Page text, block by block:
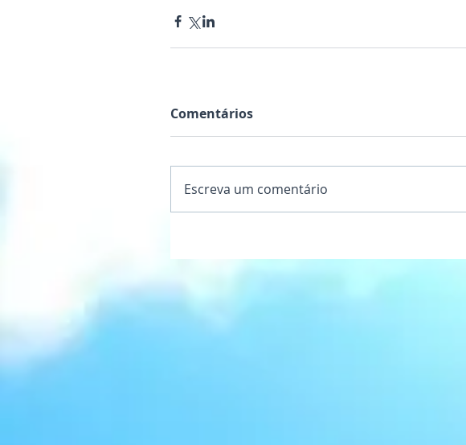
Comentários
Escreva um comentário